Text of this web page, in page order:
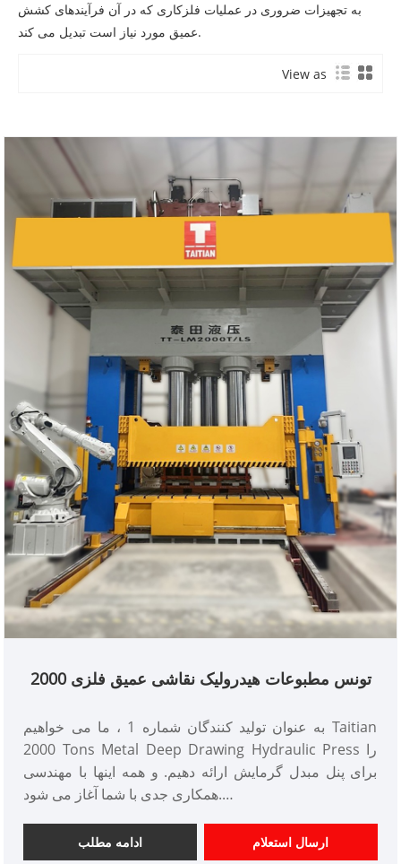
به تجهیزات ضروری در عملیات فلزکاری که در آن فرآیندهای کشش
عمیق مورد نیاز است تبدیل می کند.
View as
2000 تونس مطبوعات هیدرولیک نقاشی عمیق فلزی
به عنوان تولید کنندگان شماره 1 ، ما می خواهیم Taitian
2000 Tons Metal Deep Drawing Hydraulic Press را
برای پنل مبدل گرمایش ارائه دهیم. و همه اینها با مهندسی
همکاری جدی با شما آغاز می شود.
پرداخت: T/T ، L/C
ادامه مطلب ارسال استعلام